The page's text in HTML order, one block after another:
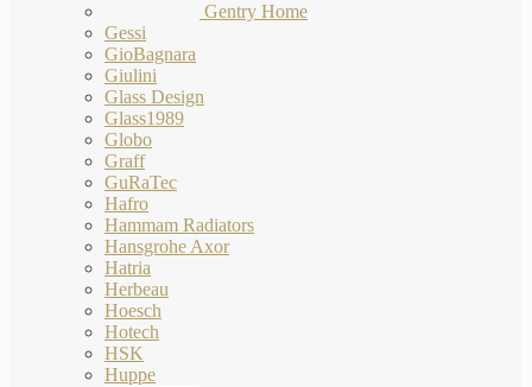
Gentry Home
Gessi
GioBagnara
Giulini
Glass Design
Glass1989
Globo
Graff
GuRaTec
Hafro
Hammam Radiators
Hansgrohe Axor
Hatria
Herbeau
Hoesch
Hotech
HSK
Huppe